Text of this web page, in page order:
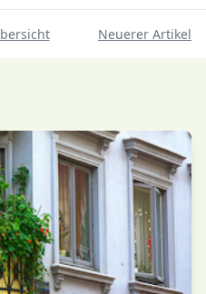
Neuerer Artikel